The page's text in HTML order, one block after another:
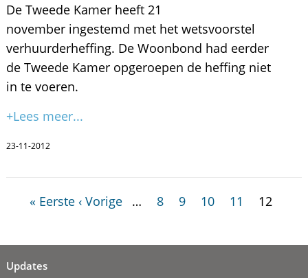
De Tweede Kamer heeft 21
november ingestemd met het wetsvoorstel
verhuurderheffing. De Woonbond had eerder
de Tweede Kamer opgeroepen de heffing niet
in te voeren.
+Lees meer...
23-11-2012
« Eerste ‹ Vorige … 8 9 10 11 12
Updates